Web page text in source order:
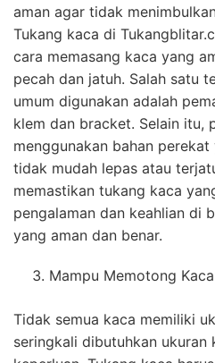
aman agar tidak
Tukang kaca di
cara memasang kaca yang
pecah dan jatuh. Salah satu
umum digunakan adalah
klem dan bracket. Selain itu,
menggunakan bahan
tidak mudah lepas atau
memastikan tukang kaca
pengalaman dan keahlian di
yang aman dan benar.
Mampu Memotong
Tidak semua kaca memiliki
seringkali dibutuhkan ukuran